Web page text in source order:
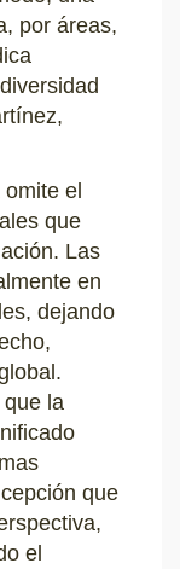
por áreas,
el
que
Las
en
dejando
la
que
el